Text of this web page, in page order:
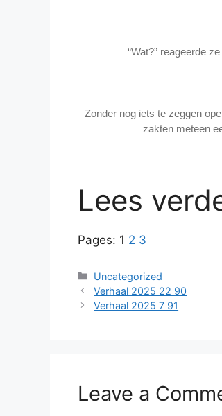
“Wat?” reageerde
Zonder nog iets te zeggen
zakten meteen
Lees
Pages: 1 2 3
Categories
Uncategorized
Verhaal 2025 22 90
Verhaal 2025 7 91
Leave a